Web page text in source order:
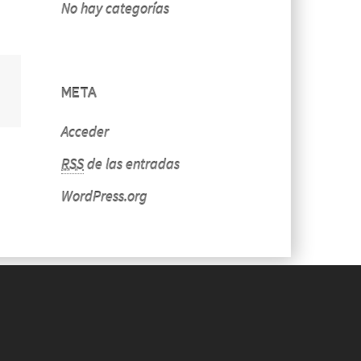
No hay categorías
META
Acceder
RSSde las entradas
WordPress.org